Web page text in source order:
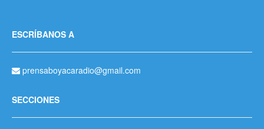
ESCRÍBANOS A
prensaboyacaradio@gmail.com
SECCIONES